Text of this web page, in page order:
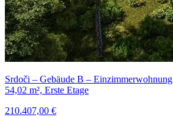
Srdoči – Gebäude B –
54,02 m², Erste Etage
210.407,00 €